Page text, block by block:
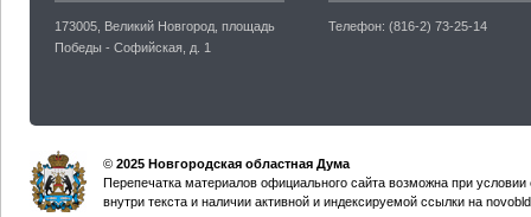
173005, Великий Новгород, площадь
Победы - Софийская, д. 1
Телефон: (816-2) 73-25-14
© 2025 Новгородская областная Дума
Перепечатка материалов официального сайта возможна при
внутри текста и наличии активной и индексируемой ссылки на